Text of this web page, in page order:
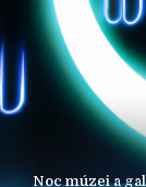
Noc múzei a